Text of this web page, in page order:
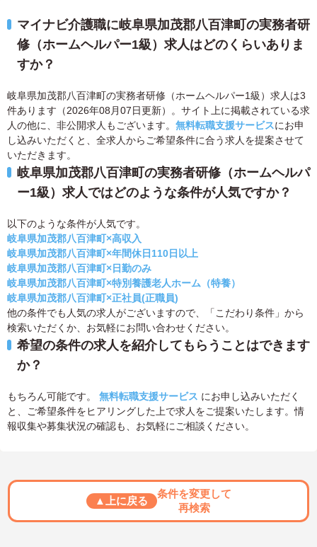
マイナビ介護職に岐阜県加茂郡八百津町の実務者研
修（ホームヘルパー1級）求人はどのくらいありま
すか？
岐阜県加茂郡八百津町の実務者研修（ホームヘルパー1級）求人は3
件あります（2026年08月07日更新）。サイト上に掲載されている求
人の他に、非公開求人もございます。 無料転職支援サービスにお申
し込みいただくと、全求人からご希望条件に合う求人を提案させて
いただきます。
岐阜県加茂郡八百津町の実務者研修（ホームヘルパ
ー1級）求人ではどのような条件が人気ですか？
以下のような条件が人気です。
岐阜県加茂郡八百津町×高収入
岐阜県加茂郡八百津町×年間休日110日以上
岐阜県加茂郡八百津町×日勤のみ
岐阜県加茂郡八百津町×特別養護老人ホーム（特養）
岐阜県加茂郡八百津町×正社員(正職員)
他の条件でも人気の求人がございますので、「こだわり条件」から
検索いただくか、お気軽にお問い合わせください。
希望の条件の求人を紹介してもらうことはできます
か？
もちろん可能です。 無料転職支援サービス にお申し込みいただく
と、ご希望条件をヒアリングした上で求人をご提案いたします。情
報収集や募集状況の確認も、お気軽にご相談ください。
▲上に戻る
条件を変更して
再検索